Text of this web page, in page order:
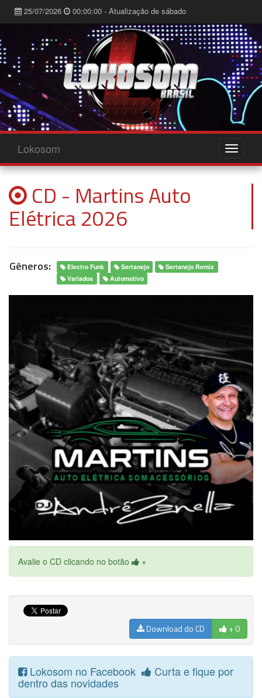
25/07/2026 00:00:00 - Atualização de sábado
Lokosom
CD - Martins Auto
Elétrica 2026
Gêneros: Electro Funk Sertanejo
Sertanejo Remix
Variados
Automotivo
Avalie o CD clicando no botão +
Download do CD + 0
Lokosom no Facebook Curta e fique por
dentro das novidades